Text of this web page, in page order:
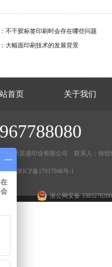
不干胶标签印刷时会存在哪些问题
大幅面印刷技术的发展背景
首页 关于我们
有 温州晨盛印业有限公司 联系人：徐经
编号:浙ICP备17017948号-1
浙公网安备